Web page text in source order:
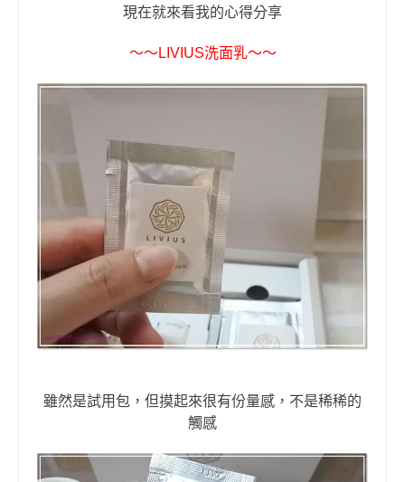
現在就來看我的心得分享
～～LIVIUS洗面乳～～
雖然是試用包，但摸起來很有份量感，不是稀稀的
觸感